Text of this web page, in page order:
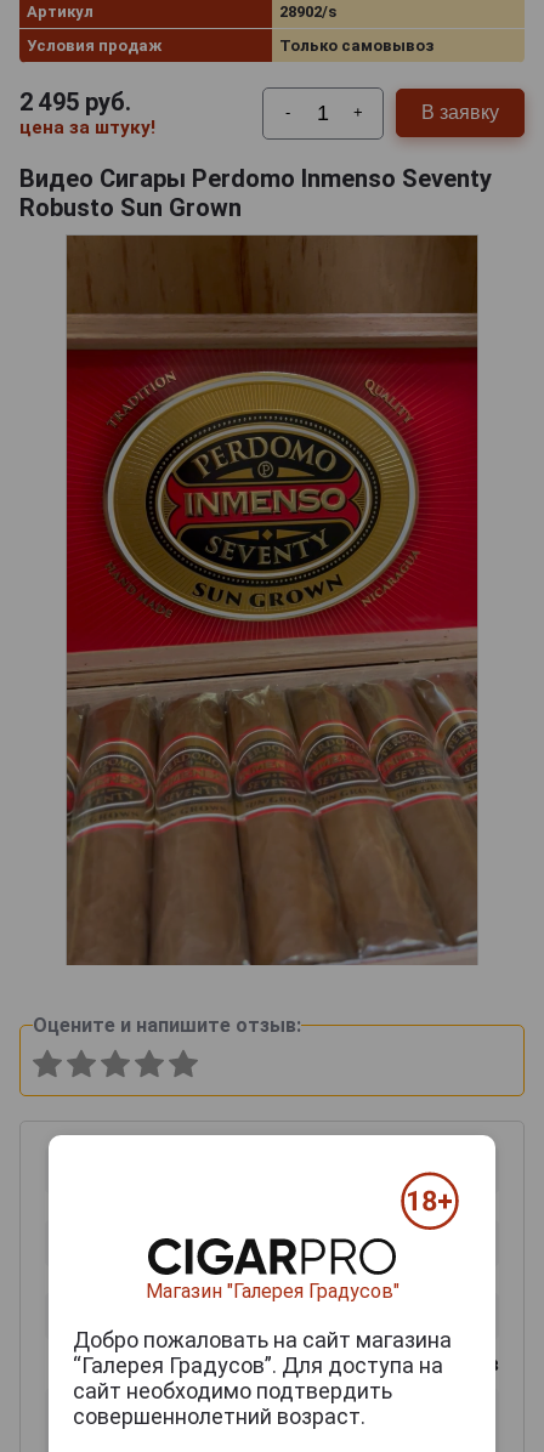
Артикул
28902/s
Условия продаж
Только самовывоз
2 495 руб.
цена за штуку!
- + В заявку
Видео Сигары Perdomo Inmenso Seventy
Robusto Sun Grown
Оцените и напишите отзыв:
0из 2000 знаков
Магазин "Галерея Градусов"
Добро пожаловать на сайт магазина
“Галерея Градусов”. Для доступа на
сайт необходимо подтвердить
совершеннолетний возраст.